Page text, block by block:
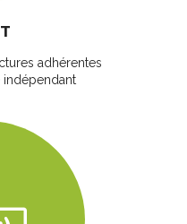
adhérentes
indépendant